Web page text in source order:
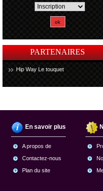
PARTENAIRES
Hip Way Le touquet
En savoir plus
A propos de
Contactez-nous
Plan du site